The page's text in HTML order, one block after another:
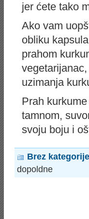
jer ćete tako
Ako vam
obliku
prahom
uzimanja
Prah
tamnom,
svoju boju i
Brez kategorije
dopoldne